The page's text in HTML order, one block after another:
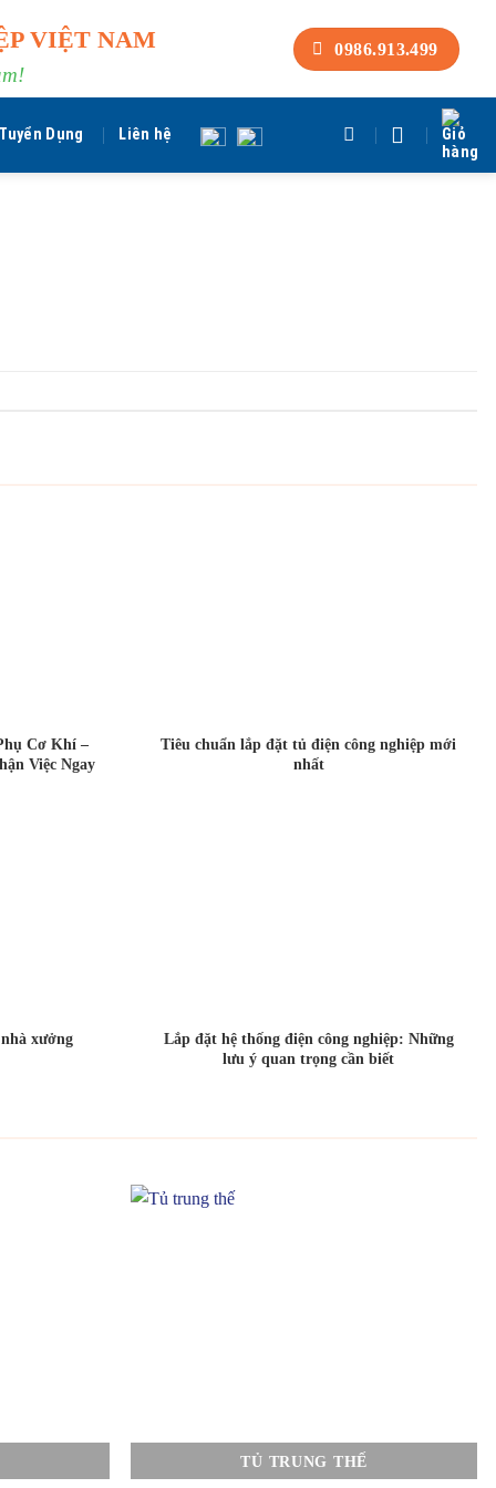
VIỆT NAM 0986.913.499
Dụng Liên hệ
Cơ Khí –
Việc Ngay
Tiêu chuẩn lắp đặt tủ điện công nghiệp mới
nhất
xưởng
Lắp đặt hệ thống điện công nghiệp: Những
lưu ý quan trọng cần biết
TỦ TRUNG THẾ